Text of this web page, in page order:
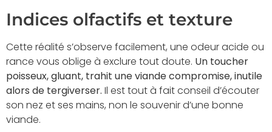
Indices olfactifs et texture
Cette réalité s’observe facilement, une odeur acide ou
rance vous oblige à exclure tout doute. Un toucher
poisseux, gluant, trahit une viande compromise, inutile
alors de tergiverser. Il est tout à fait conseil d’écouter
son nez et ses mains, non le souvenir d’une bonne
viande.